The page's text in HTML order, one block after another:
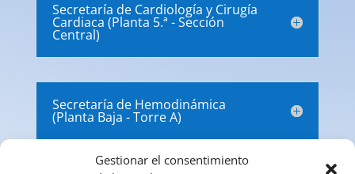
Gestionar el consentimiento
Secretaría de Cardiología y Cirugía
Cardiaca (Planta 5.ª - Sección
Central)
Secretaría de Hemodinámica
(Planta Baja - Torre A)